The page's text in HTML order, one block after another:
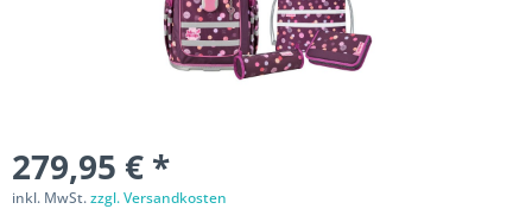
279,95 € *
inkl. MwSt.zzgl. Versandkosten